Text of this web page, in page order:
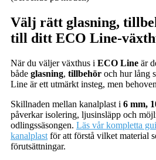
Välj rätt glasning,
till ditt ECO Line-
När du väljer växthus i ECO Line är
både glasning, tillbehör och hur lång
Line är ett utmärkt insteg, men
Skillnaden mellan kanalplast i 6 mm,
påverkar isolering, ljusinsläpp och
odlingssäsongen. Läs vår kompletta
kanalplast för att förstå vilket material
förutsättningar.